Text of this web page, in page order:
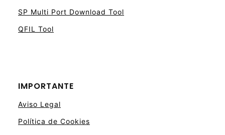
SP Multi Port Download Tool
QFIL Tool
IMPORTANTE
Aviso Legal
Política de Cookies